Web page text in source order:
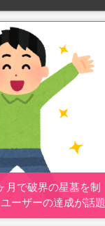
月で破界の星墓を制
ーザーの達成が話題